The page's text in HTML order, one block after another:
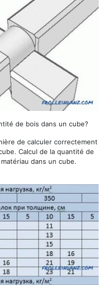
de bois dans un cube?
de calculer correctement
Calcul de la quantité de
dans un cube.